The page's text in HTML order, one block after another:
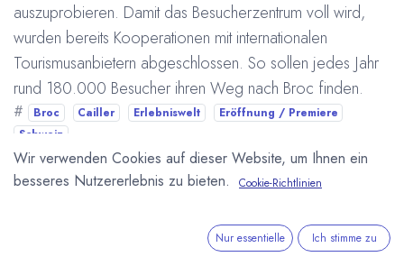
auszuprobieren. Damit das Besucherzentrum voll wird,
wurden bereits Kooperationen mit internationalen
Tourismusanbietern abgeschlossen. So sollen jedes Jahr
rund 180.000 Besucher ihren Weg nach Broc finden.
# Broc Cailler Erlebniswelt
Eröffnung / Premiere
Schweiz
Arne Homborg 18. März 2010
Wir verwenden Cookies auf dieser Website, um Ihnen ein
besseres Nutzererlebnis zu bieten.
Cookie-Richtlinien
Nur essentielle Ich stimme zu